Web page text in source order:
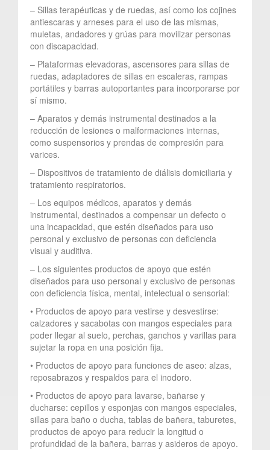
– Sillas terapéuticas y de ruedas, así como los cojines
antiescaras y arneses para el uso de las mismas,
muletas, andadores y grúas para movilizar personas
con discapacidad.
– Plataformas elevadoras, ascensores para sillas de
ruedas, adaptadores de sillas en escaleras, rampas
portátiles y barras autoportantes para incorporarse por
sí mismo.
– Aparatos y demás instrumental destinados a la
reducción de lesiones o malformaciones internas,
como suspensorios y prendas de compresión para
varices.
– Dispositivos de tratamiento de diálisis domiciliaria y
tratamiento respiratorios.
– Los equipos médicos, aparatos y demás
instrumental, destinados a compensar un defecto o
una incapacidad, que estén diseñados para uso
personal y exclusivo de personas con deficiencia
visual y auditiva.
– Los siguientes productos de apoyo que estén
diseñados para uso personal y exclusivo de personas
con deficiencia física, mental, intelectual o sensorial:
• Productos de apoyo para vestirse y desvestirse:
calzadores y sacabotas con mangos especiales para
poder llegar al suelo, perchas, ganchos y varillas para
sujetar la ropa en una posición fija.
• Productos de apoyo para funciones de aseo: alzas,
reposabrazos y respaldos para el inodoro.
• Productos de apoyo para lavarse, bañarse y
ducharse: cepillos y esponjas con mangos especiales,
sillas para baño o ducha, tablas de bañera, taburetes,
productos de apoyo para reducir la longitud o
profundidad de la bañera, barras y asideros de apoyo.